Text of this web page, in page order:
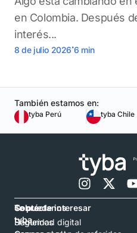
en Colombia. Después
interés...
8 de julio 2026.6 min
También estamos en:
tyba Perú tyba Chile
Contáctanos
Hablemos
Sobre
tyba
Te puede interesar
Seguridad digital